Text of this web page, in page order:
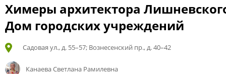
Химеры архитектора
Дом городских учреждений
Садовая ул., д. 55–57; Вознесенский пр., д. 40–42
Канаева Светлана Рамилевна